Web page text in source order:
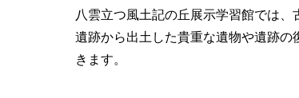
八雲立つ風土記の丘展示学習館では、
遺跡から出土した貴重な遺物や遺跡
きます。